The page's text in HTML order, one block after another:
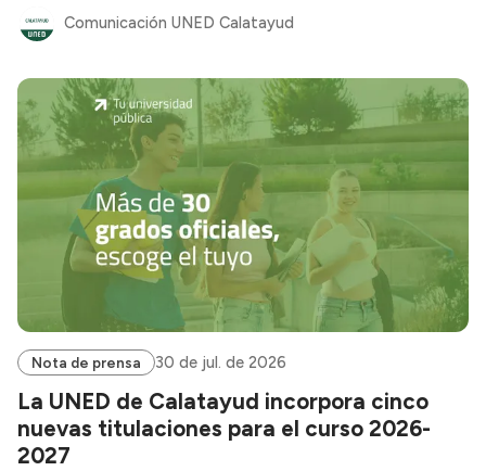
Comunicación UNED Calatayud
Nota de prensa 30 de jul. de 2026
La UNED de Calatayud incorpora cinco
nuevas titulaciones para el curso 2026-
2027